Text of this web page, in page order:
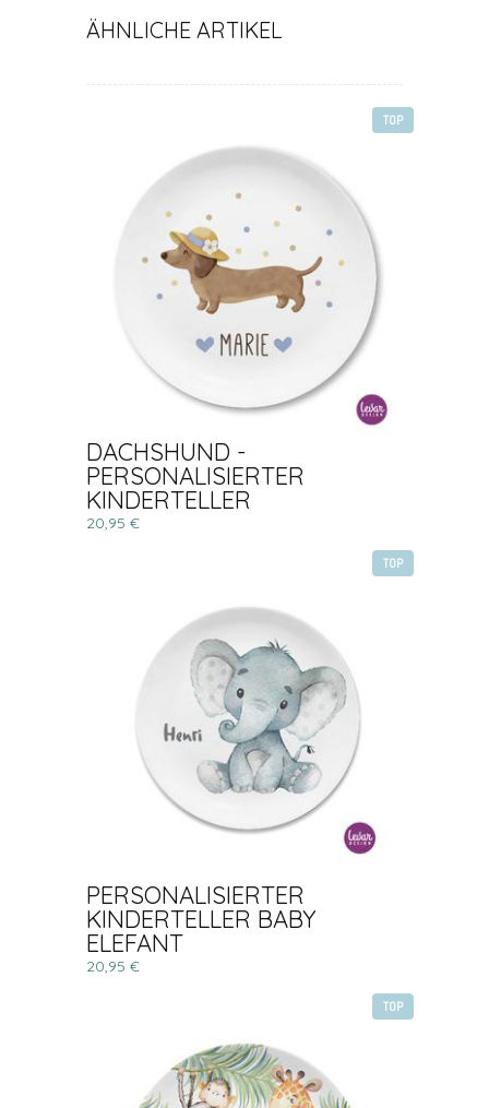
ÄHNLICHE ARTIKEL
TOP
DACHSHUND -
PERSONALISIERTER
KINDERTELLER
20,95 €
TOP
PERSONALISIERTER
KINDERTELLER BABY
ELEFANT
20,95 €
TOP